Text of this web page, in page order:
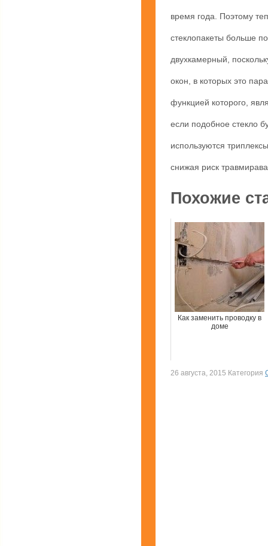
время года. Поэтому
стеклопакеты больше
двухкамерный,
окон, в которых это
функцией которого,
если подобное стекло
используются
снижая риск
Похожие
Как заменить проводку в
доме
26 августа, 2015 Категория